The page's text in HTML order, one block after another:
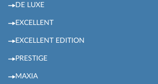
DE LUXE
EXCELLENT
EXCELLENT EDITION
PRESTIGE
MAXIA